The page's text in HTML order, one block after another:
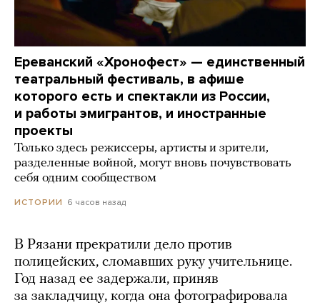
Ереванский «Хронофест» — единственный
театральный фестиваль, в афише
которого есть и спектакли из России,
и работы эмигрантов, и иностранные
проекты
Только здесь режиссеры, артисты и зрители,
разделенные войной, могут вновь почувствовать
себя одним сообществом
ИСТОРИИ 6 часов назад
В Рязани прекратили дело против
полицейских, сломавших руку учительнице.
Год назад ее задержали, приняв
за закладчицу, когда она фотографировала